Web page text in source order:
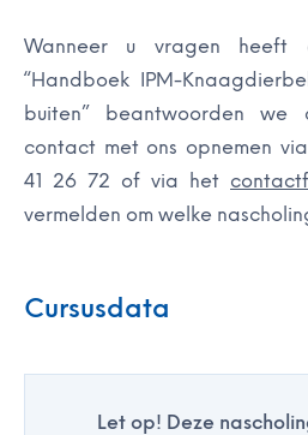
Wanneer u vragen heeft
“Handboek IPM-
buiten” beantwoorden
contact met ons opnemen
41 26 72 of via het
vermelden om welke
Cursusdata
Let op! Deze